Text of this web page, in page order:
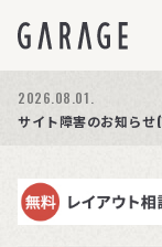
2026.08.03.
商品ページ障害復旧の
2026.08.01.